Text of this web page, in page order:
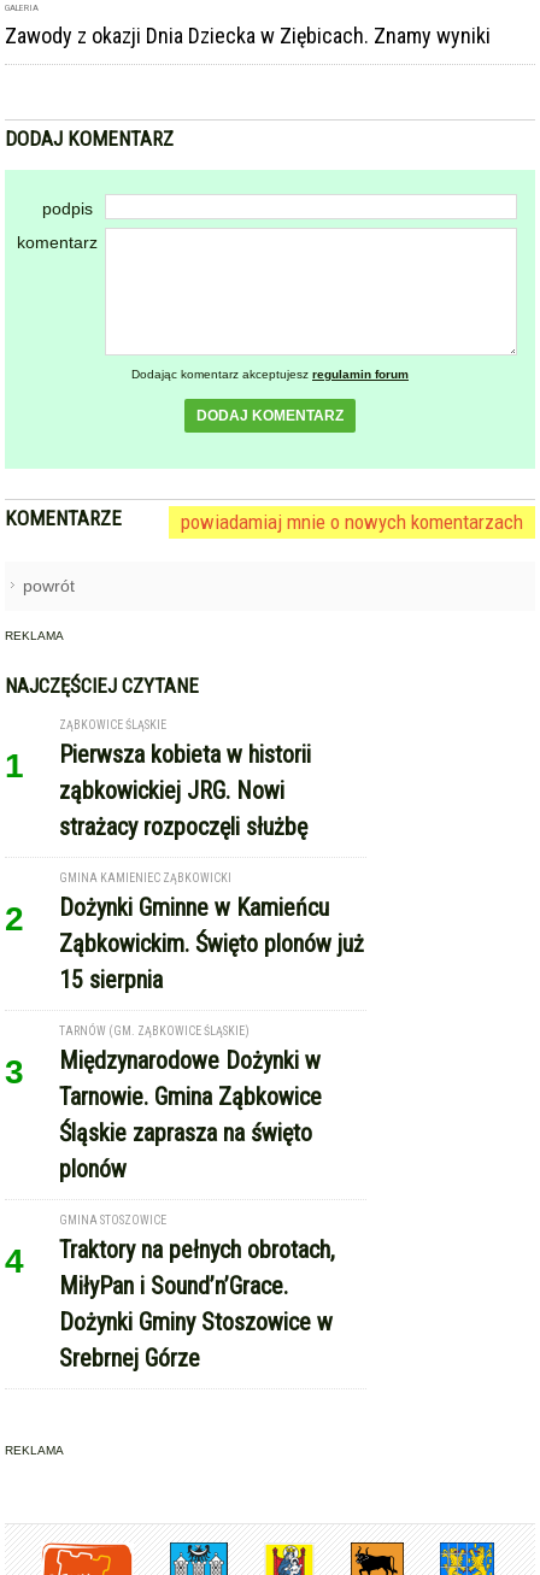
GALERIA
Zawody z okazji Dnia Dziecka w Ziębicach. Znamy wyniki
DODAJ KOMENTARZ
podpis
komentarz
Dodając komentarz akceptujesz regulamin forum
DODAJ KOMENTARZ
KOMENTARZE powiadamiaj mnie o nowych komentarzach
powrót
REKLAMA
NAJCZĘŚCIEJ CZYTANE
1
ZĄBKOWICE ŚLĄSKIE
Pierwsza kobieta w historii
ząbkowickiej JRG. Nowi
strażacy rozpoczęli służbę
2
GMINA KAMIENIEC ZĄBKOWICKI
Dożynki Gminne w Kamieńcu
Ząbkowickim. Święto plonów już
15 sierpnia
3
TARNÓW (GM. ZĄBKOWICE ŚLĄSKIE)
Międzynarodowe Dożynki w
Tarnowie. Gmina Ząbkowice
Śląskie zaprasza na święto
plonów
4
GMINA STOSZOWICE
Traktory na pełnych obrotach,
MiłyPan i Sound’n’Grace.
Dożynki Gminy Stoszowice w
Srebrnej Górze
REKLAMA